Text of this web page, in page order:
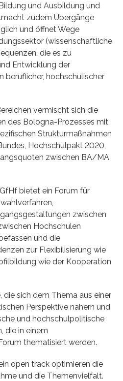
und Ausbildung und
zudem Übergänge
und öffnet Wege
(wissenschaftliche
die es zu
Entwicklung der
beruflicher, hochschulischer
vermischt sich die
des Bologna-Prozesses mit
Strukturmaßnahmen
Hochschulpakt 2020,
zwischen BA/MA
bietet ein Forum für
zwischen
Hochschulen
und die
zur Flexibilisierung wie
wie der Kooperation
die sich dem Thema aus einer
Perspektive nähern und
und hochschulpolitische
die in einem
thematisiert werden.
open track optimieren die
und die Themenvielfalt.